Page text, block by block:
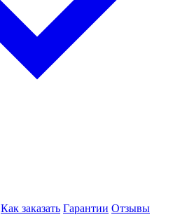
Как заказать Гарантии Отзывы